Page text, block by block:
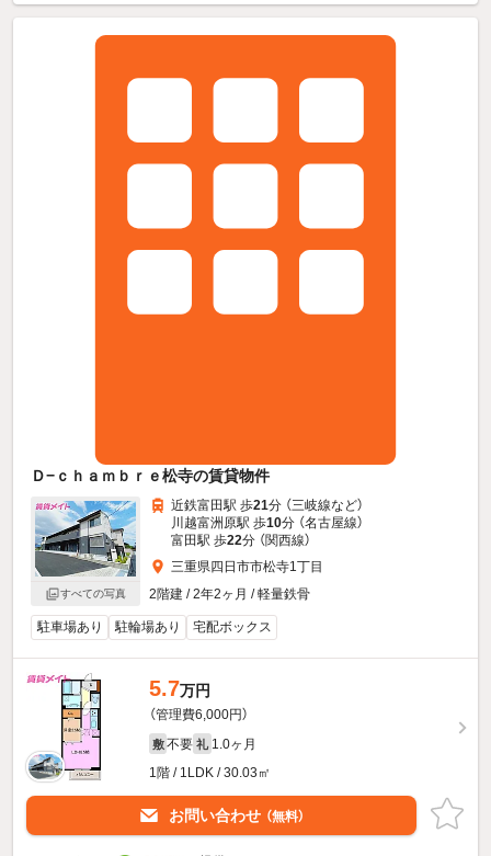
Ｄ−ｃｈａｍｂｒｅ松寺の賃貸物件
すべての写真
近鉄富田駅 歩21分 （三岐線など）
川越富洲原駅 歩10分 （名古屋線）
富田駅 歩22分 （関西線）
三重県四日市市松寺1丁目
2階建 / 2年2ヶ月 / 軽量鉄骨
駐車場あり 駐輪場あり 宅配ボックス
5.7万円
（管理費6,000円）
敷 不要 礼 1.0ヶ月
1階 / 1LDK / 30.03㎡
お問い合わせ （無料）